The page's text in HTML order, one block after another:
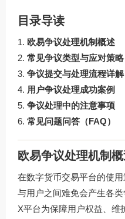
目录导读
欧易争议处理机制概述
常见争议类型与应对策略
争议提交与处理流程详解
用户争议处理成功案例
争议处理中的注意事项
常见问题问答（FAQ）
欧易争议处理机制
在数字货币交易平台的使
与用户之间难免会产生各类
X平台为保障用户权益、维